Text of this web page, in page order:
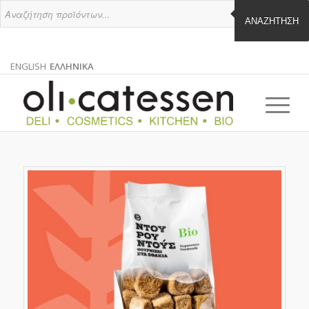
ΑΝΑΖΉΤΗΣΗ
ENGLISH
ΑΓΓΛΙΚΑ
ΕΛΛΗΝΙΚΑ
ΕΛΛΗΝΙΚΑ
EL